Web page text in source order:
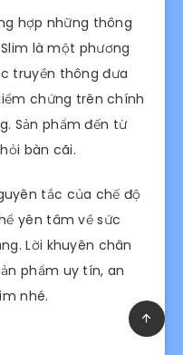
hợp những thông
là một phương
truyền thông đưa
chứng trên chính
Sản phẩm đến từ
bàn cãi.
tắc của chế độ
yên tâm về sức
Lời khuyên chân
phẩm uy tín, an
nhé.